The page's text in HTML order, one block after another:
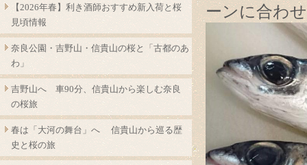
ーンに合わ
【2026年春】利き酒師おすすめ新入荷と桜
見頃情報
奈良公園・吉野山・信貴山の桜と「古都のあ
わ」
吉野山へ 車90分、信貴山から楽しむ奈良
の桜旅
春は「大河の舞台」へ 信貴山から巡る歴
史と桜の旅